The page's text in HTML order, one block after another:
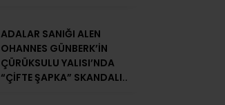
ADALAR SANIĞI ALEN
OHANNES GÜNBERK’İN
ÇÜRÜKSULU YALISI’NDA
“ÇİFTE ŞAPKA” SKANDALI..